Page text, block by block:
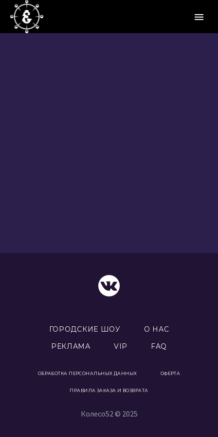
ГОРОДСКИЕ ШОУ
О НАС
РЕКЛАМА
VIP FAQ
ОБРАБОТКА ПЕРСОНАЛЬНЫХ ДАННЫХ ОФЕРТА
ПРАВИЛА ЗАКАЗА И ВОЗВРАТА
Колесо52 © 2025